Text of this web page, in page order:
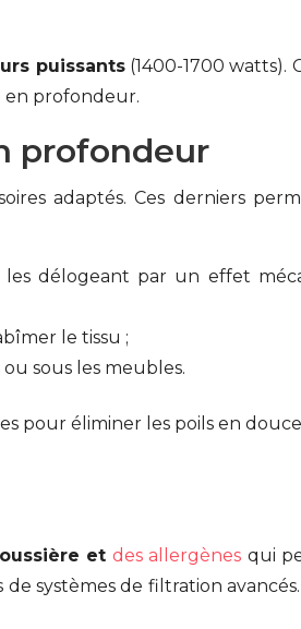
puissants(1400-1700 watts).
en profondeur.
profondeur
adaptés. Ces derniers
les délogeant par un effet
le tissu ;
sous les meubles.
pour éliminer les poils en
etdes allergènes qui
systèmes de filtration